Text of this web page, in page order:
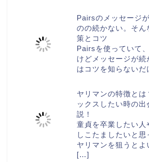
Pairsのメッセージ
のの続かない。そん
策とコツ
Pairsを使っていて
けどメッセージが
はコツを知らないだ
ヤリマンの特徴とは
ックスしたい時の
説！
童貞を卒業したい人
しこたましたいと思
ヤリマンを狙うとよ
[…]